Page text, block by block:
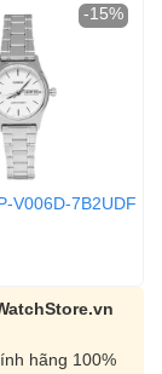
V006D-7B2UDF
-15%
hãng 100%